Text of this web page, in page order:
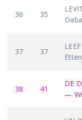
36 35
37 37
Etten
38 41
DE
—